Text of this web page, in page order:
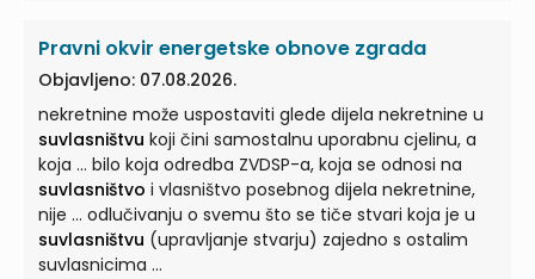
Pravni okvir energetske obnove zgrada
Objavljeno: 07.08.2026.
nekretnine može uspostaviti glede dijela nekretnine u
suvlasništvu koji čini samostalnu uporabnu cjelinu, a
koja ... bilo koja odredba ZVDSP-a, koja se odnosi na
suvlasništvo i vlasništvo posebnog dijela nekretnine,
nije ... odlučivanju o svemu što se tiče stvari koja je u
suvlasništvu (upravljanje stvarju) zajedno s ostalim
suvlasnicima ...